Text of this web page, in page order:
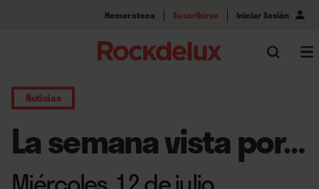
Hemeroteca Suscribirse Iniciar Sesión
Noticias
La semana vista por…